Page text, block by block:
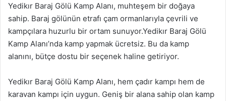
Yedikır Baraj Gölü Kamp Alanı, muhteşem bir doğaya
sahip. Baraj gölünün etrafı çam ormanlarıyla çevrili ve
kampçılara huzurlu bir ortam sunuyor.Yedikır Baraj Gölü
Kamp Alanı’nda kamp yapmak ücretsiz. Bu da kamp
alanını, bütçe dostu bir seçenek haline getiriyor.
Yedikır Baraj Gölü Kamp Alanı, hem çadır kampı hem de
karavan kampı için uygun. Geniş bir alana sahip olan kamp